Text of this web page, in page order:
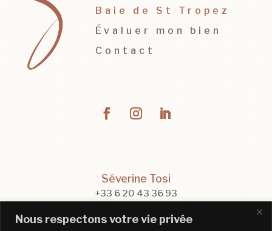
Nous respectons votre vie privée
Baie de St Tropez
Évaluer mon bien
Contact
Séverine Tosi
+33 6 20 43 36 93